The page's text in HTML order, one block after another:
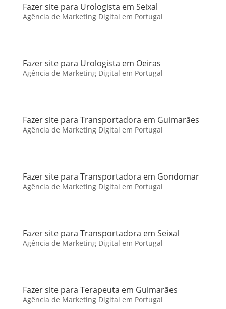
Fazer site para Urologista em Seixal
Agência de Marketing Digital em Portugal
Fazer site para Urologista em Oeiras
Agência de Marketing Digital em Portugal
Fazer site para Transportadora em Guimarães
Agência de Marketing Digital em Portugal
Fazer site para Transportadora em Gondomar
Agência de Marketing Digital em Portugal
Fazer site para Transportadora em Seixal
Agência de Marketing Digital em Portugal
Fazer site para Terapeuta em Guimarães
Agência de Marketing Digital em Portugal